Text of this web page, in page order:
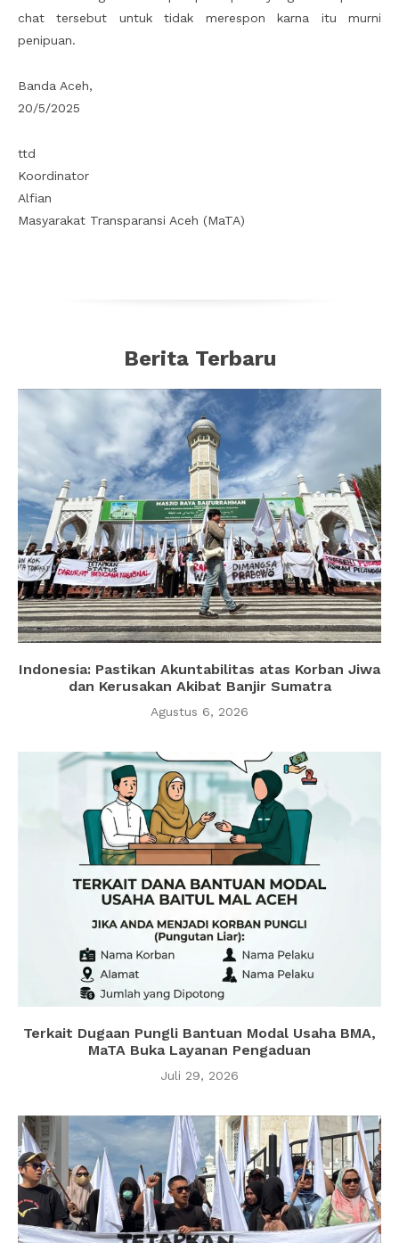
chat tersebut untuk tidak merespon karna itu murni
penipuan.
Banda Aceh,
20/5/2025
ttd
Koordinator
Alfian
Masyarakat Transparansi Aceh (MaTA)
Berita Terbaru
Indonesia: Pastikan Akuntabilitas atas Korban Jiwa
dan Kerusakan Akibat Banjir Sumatra
Agustus 6, 2026
Terkait Dugaan Pungli Bantuan Modal Usaha BMA,
MaTA Buka Layanan Pengaduan
Juli 29, 2026